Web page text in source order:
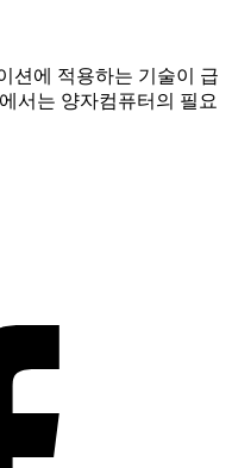
션에 적용하는 기술이 급
서는 양자컴퓨터의 필요